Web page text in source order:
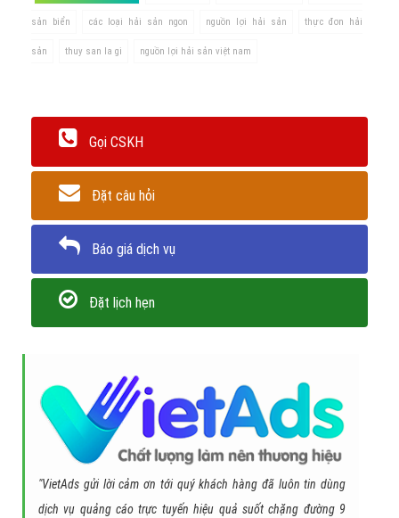
sản biển các loại hải sản ngon nguồn lợi hải sản thực đơn hải
sản thuy san la gi nguồn lợi hải sản việt nam
Gọi CSKH
Đặt câu hỏi
Báo giá dịch vụ
Đặt lịch hẹn
"VietAds gửi lời cảm ơn tới quý khách hàng đã luôn tin dùng
dịch vụ quảng cáo trực tuyến hiệu quả suốt chặng đường 9